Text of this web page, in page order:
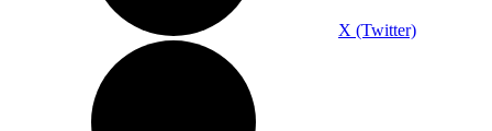
X (Twitter)